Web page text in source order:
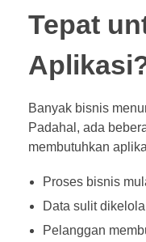
Tepat
Banyak bisnis
Padahal, ada
membutuhkan
Proses bisnis
Data sulit
Pelanggan